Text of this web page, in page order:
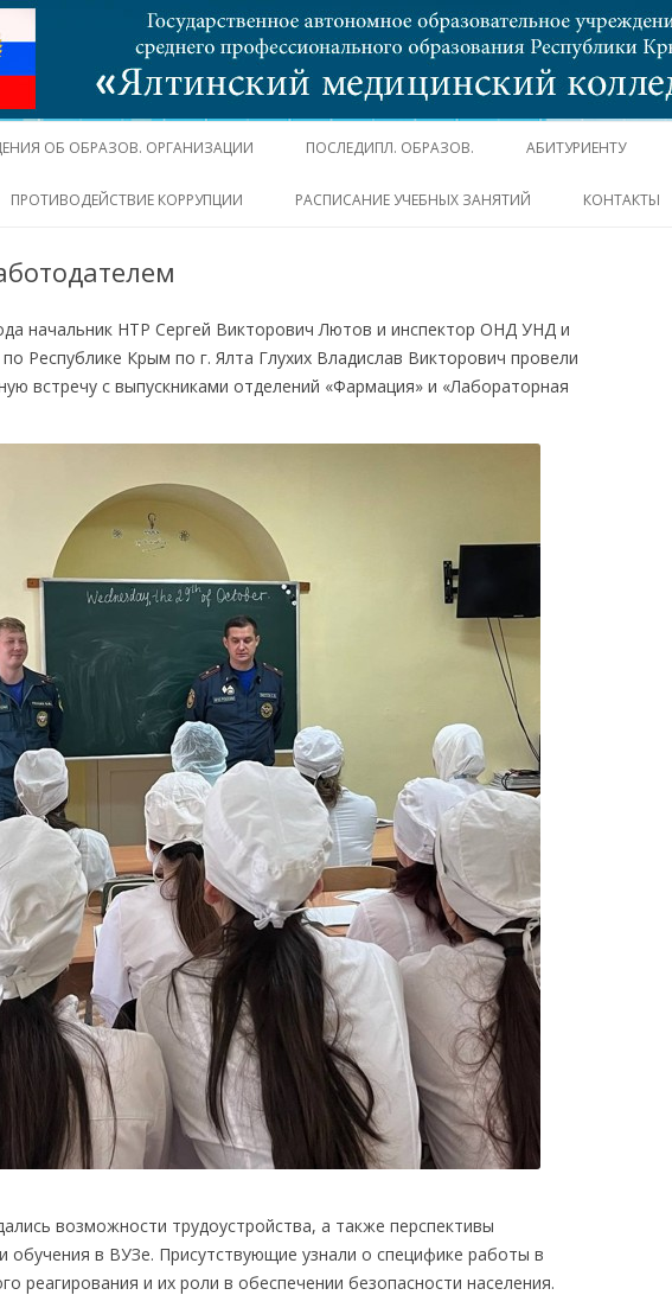
Перейти к содержимому
ОБ ОБРАЗОВ. ОРГАНИЗАЦИИ ПОСЛЕДИПЛ. ОБРАЗОВ. АБИТУРИЕНТУ
ПРОТИВОДЕЙСТВИЕ КОРРУПЦИИ РАСПИСАНИЕ УЧЕБНЫХ ЗАНЯТИЙ КОНТАКТЫ
начальник НТР Сергей Викторович Лютов и инспектор ОНД УНД и
Республике Крым по г. Ялта Глухих Владислав Викторович провели
встречу с выпускниками отделений «Фармация» и «Лабораторная
возможности трудоустройства, а также перспективы
обучения в ВУЗе. Присутствующие узнали о специфике работы в
реагирования и их роли в обеспечении безопасности населения.